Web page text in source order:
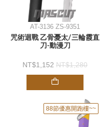
AT-3136 ZS-9351
咒術迴戰 乙骨憂太/三輪霞直
刀-動漫刀
1,152 1,280
88節優惠開跑樓~~